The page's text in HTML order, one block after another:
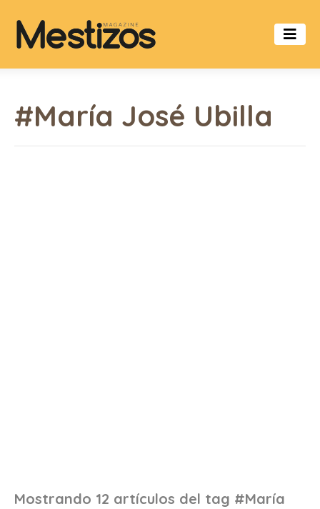
#María José Ubilla
Mostrando 12 artículos del tag #María